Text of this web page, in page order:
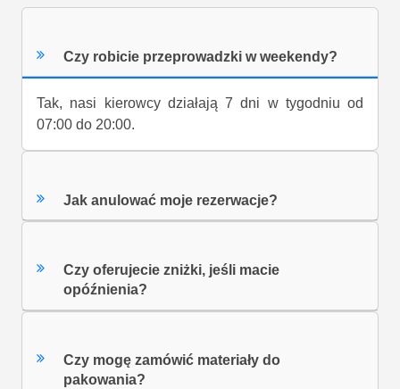
Czy robicie przeprowadzki w weekendy?
Tak, nasi kierowcy działają 7 dni w tygodniu od
07:00 do 20:00.
Jak anulować moje rezerwacje?
Czy oferujecie zniżki, jeśli macie
opóźnienia?
Czy mogę zamówić materiały do
pakowania?